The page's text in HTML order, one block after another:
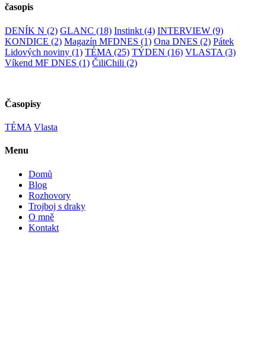
časopis
DENÍK N (2) GLANC (18) Instinkt (4) INTERVIEW (9)
KONDICE (2) Magazín MFDNES (1) Ona DNES (2) Pátek
Lidových noviny (1) TÉMA (25) TÝDEN (16) VLASTA (3)
Víkend MF DNES (1) ČiliChili (2)
Časopisy
TÉMA Vlasta
Menu
Domů
Blog
Rozhovory
Trojboj s draky
O mně
Kontakt